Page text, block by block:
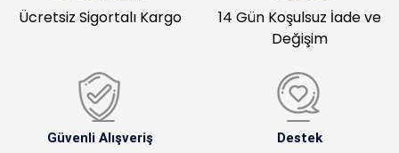
Ücretsiz Sigortalı Kargo
14 Gün Koşulsuz İade ve
Değişim
Güvenli Alışveriş Destek